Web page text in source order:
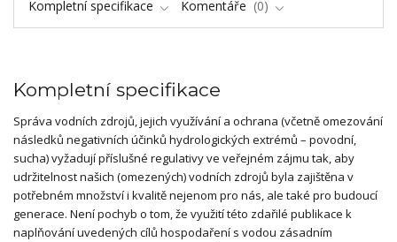
Kompletní specifikace Komentáře 0
Kompletní specifikace
Správa vodních zdrojů, jejich využívání a ochrana (včetně omezování
následků negativních účinků hydrologických extrémů – povodní,
sucha) vyžadují příslušné regulativy ve veřejném zájmu tak, aby
udržitelnost našich (omezených) vodních zdrojů byla zajištěna v
potřebném množství i kvalitě nejenom pro nás, ale také pro budoucí
generace. Není pochyb o tom, že využití této zdařilé publikace k
naplňování uvedených cílů hospodaření s vodou zásadním